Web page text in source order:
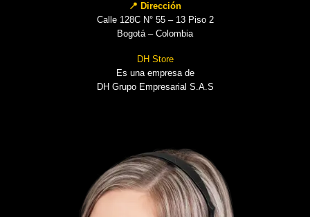
📍 Dirección
Calle 128C N° 55 – 13 Piso 2
Bogotá – Colombia
DH Store
Es una empresa de
DH Grupo Empresarial S.A.S